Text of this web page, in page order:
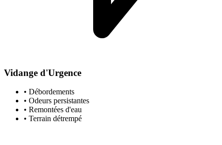
Vidange d'Urgence
• Débordements
• Odeurs persistantes
• Remontées d'eau
• Terrain détrempé